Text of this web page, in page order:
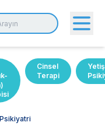
Cinsel
Terapi